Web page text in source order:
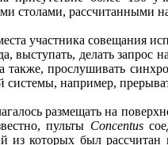
столами, рассчитанными
участника совещания
выступать, делать
также, прослушивать
системы, например,
размещать на
пульты Concentus
из которых был рассчитан